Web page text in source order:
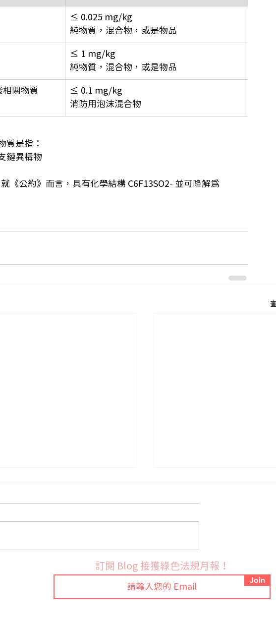
≤ 0.025 mg/kg
純物質，混合物，或是物品
≤ 1 mg/kg
純物質，混合物，或是物品
相關物質
≤ 0.1 mg/kg
消防用泡沫混合物
質是指：
鏈異構物
《公約》而言，具有化學結構 C6F13SO2- 並可降解為
歐盟執委會發布 RoHS 指令鉛
與鎘豁免修訂草案並展開公開
法國9月份開始實施PFAS
訂閱 Blog 接獲綠色法規月報！
Join